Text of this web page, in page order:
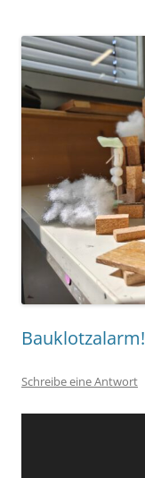
Bauklotzalarm!
Schreibe eine Antwort